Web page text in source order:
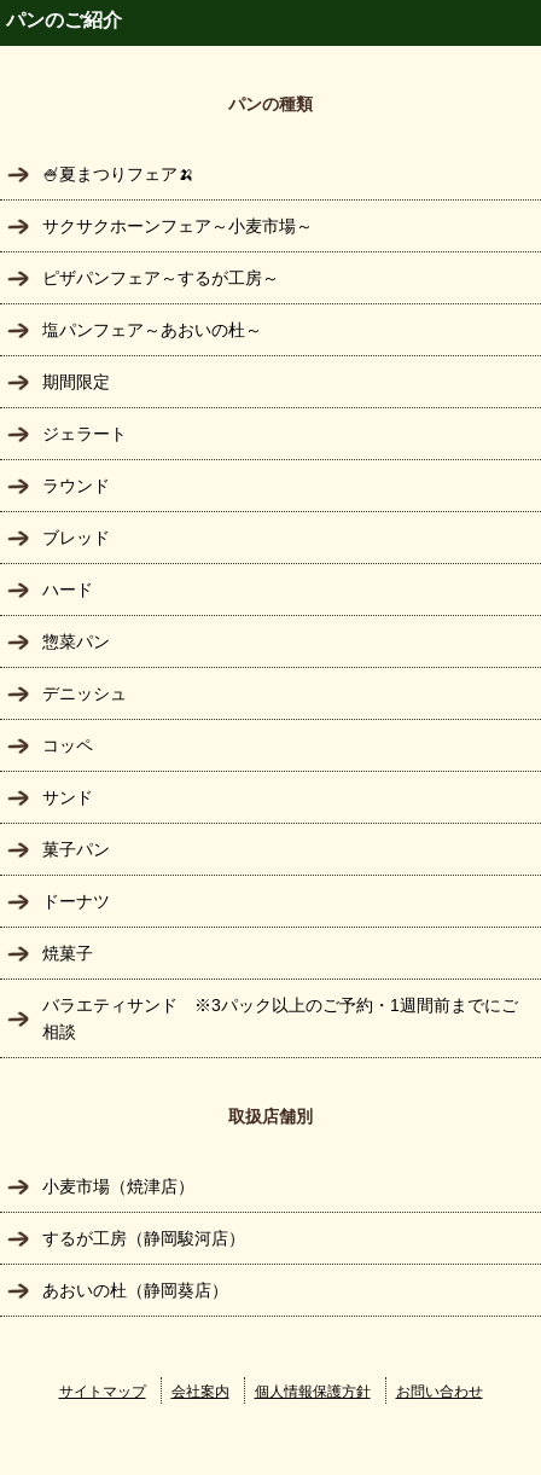
パンのご紹介
パンの種類
🍧夏まつりフェア🍌
サクサクホーンフェア～小麦市場～
ピザパンフェア～するが工房～
塩パンフェア～あおいの杜～
期間限定
ジェラート
ラウンド
ブレッド
ハード
惣菜パン
デニッシュ
コッペ
サンド
菓子パン
ドーナツ
焼菓子
バラエティサンド ※3パック以上のご予約・1週間前までにご
相談
取扱店舗別
小麦市場（焼津店）
するが工房（静岡駿河店）
あおいの杜（静岡葵店）
サイトマップ 会社案内 個人情報保護方針 お問い合わせ